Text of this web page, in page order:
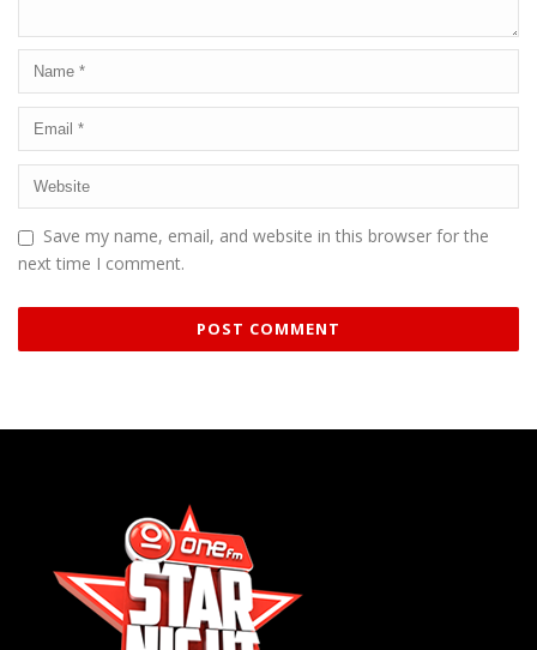
Save my name, email, and website in this browser for the
next time I comment.